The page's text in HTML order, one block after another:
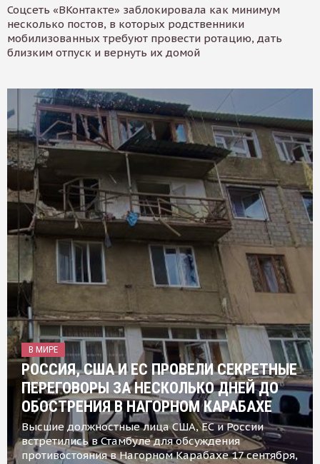
Соцсеть «ВКонтакте» заблокировала как минимум
несколько постов, в которых родственники
мобилизованных требуют провести ротацию, дать
близким отпуск и вернуть их домой
В МИРЕ
РОССИЯ, США И ЕС ПРОВЕЛИ СЕКРЕТНЫЕ
ПЕРЕГОВОРЫ ЗА НЕСКОЛЬКО ДНЕЙ ДО
ОБОСТРЕНИЯ В НАГОРНОМ КАРАБАХЕ
Высшие должностные лица США, ЕС и России
встретились в Стамбуле для обсуждения
противостояния в Нагорном Карабахе 17 сентября,